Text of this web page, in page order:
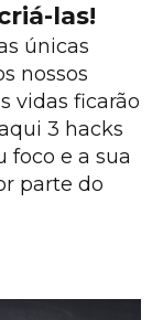
las!
únicas
nossos
vidas ficarão
3 hacks
foco e a sua
parte do